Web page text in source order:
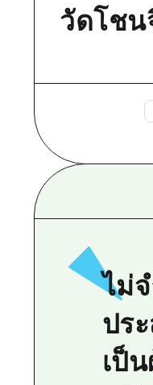
วัดโชน
ไม่
ปร
เป็